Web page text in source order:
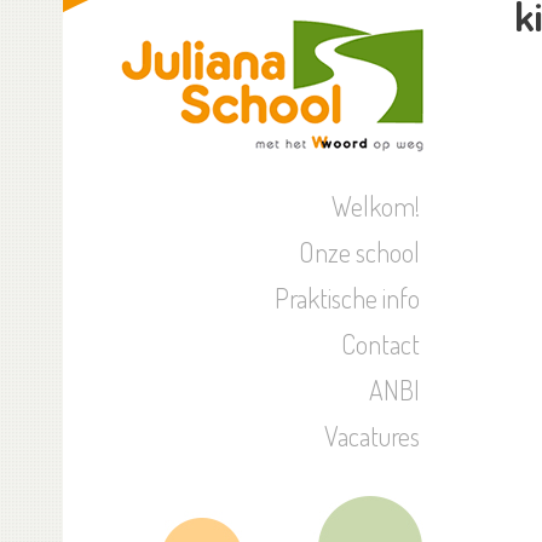
Welkom!
Onze school
Praktische info
Contact
ANBI
Vacatures